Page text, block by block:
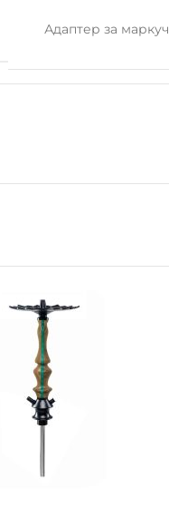
Адаптер за маркуч